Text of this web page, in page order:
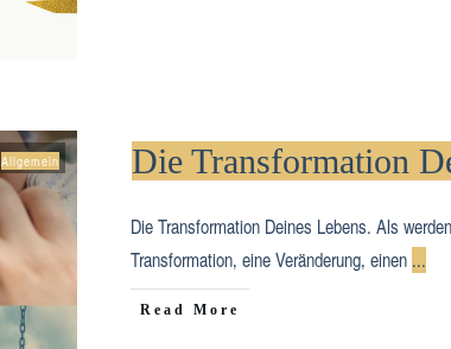
Allgemein Die Transformation
Die Transformation Deines Lebens. Als
Transformation, eine Veränderung, einen ...
​Read More